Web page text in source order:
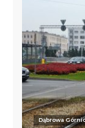
Dąbrowa